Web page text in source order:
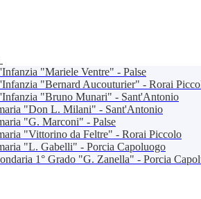
"Mariele Ventre" - Palse
"Bernard Aucouturier" - Rorai
"Bruno Munari" - Sant'Antonio
"Don L. Milani" - Sant'Antonio
"G. Marconi" - Palse
"Vittorino da Feltre" - Rorai Piccolo
"L. Gabelli" - Porcia Capoluogo
1° Grado "G. Zanella" - Porcia